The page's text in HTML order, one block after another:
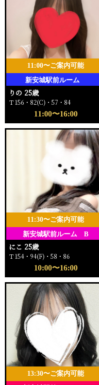
新安城駅前ルーム
11:00〜ご案内可能
りの 25歳
Ｔ156・82(C)・57・84
11:00〜16:00
新安城駅前ルーム B
11:30〜ご案内可能
にこ 25歳
Ｔ154・94(F)・58・86
10:00〜16:00
13:30〜ご案内可能